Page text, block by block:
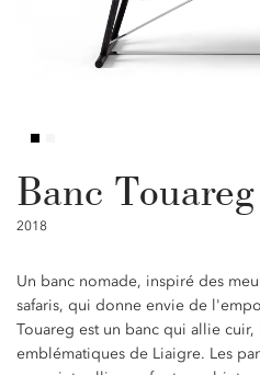
Banc Touareg
2018
Un banc nomade, inspiré des
safaris, qui donne envie de
Touareg est un banc qui allie
emblématiques de Liaigre. Les